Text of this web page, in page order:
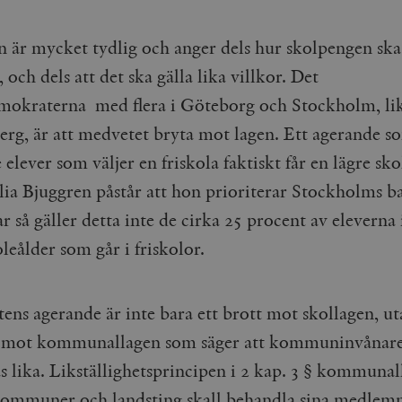
är mycket tydlig och anger dels hur skolpengen ska
och dels att det ska gälla lika villkor. Det
med flera i Göteborg och Stockholm,
är att medvetet bryta mot lagen. Ett agerande
som väljer en friskola faktiskt får en lägre
Bjuggren påstår att hon prioriterar Stockholms
så gäller detta inte de cirka 25 procent av eleverna
som går i friskolor.
agerande är inte bara ett brott mot skollagen,
kommunallagen som säger att
lika. Likställighetsprincipen i 2 kap. 3 §
sekunder
mönsterelementet i namnet innehåller det unika
som används för att begränsa mängden data
webbplatser med hög trafikvolym.
.timbro.se
1 år 1
Denna cookie används av Google Analytics för
.timbro.se
minuter
.timbro.se
30
minuter
Cloudflare
.podbean.com
30
Denna cookie används för att skilja mellan människor och
Meta
.timbro.se
3
Används av Facebook för att leverera en serie
från tredjepartsannonsörer
Vimeo.com
Inc.
1 år 1
månad
Dessa kakor används av Vimeo-videospelaren på